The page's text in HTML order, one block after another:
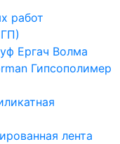
работ
Ергач Волма
Гипсополимер
лента